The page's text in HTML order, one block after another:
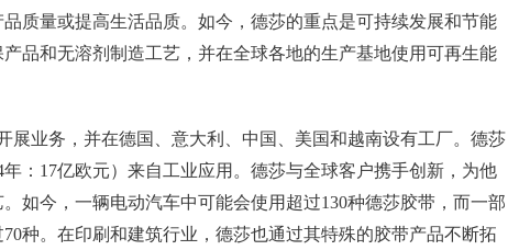
质量或提高生活品质。如今，德莎的重点是可持续发展和节能
品和无溶剂制造工艺，并在全球各地的生产基地使用可再生能
展业务，并在德国、意大利、中国、美国和越南设有工厂。德莎
：17亿欧元）来自工业应用。德莎与全球客户携手创新，为他
如今，一辆电动汽车中可能会使用超过130种德莎胶带，而一部
种。在印刷和建筑行业，德莎也通过其特殊的胶带产品不断拓